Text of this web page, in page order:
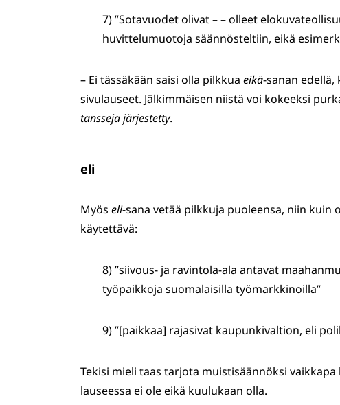
7) ”Sotavuodet olivat – – olleet
huvittelumuotoja säännösteltiin, eikä
– Ei tässäkään saisi olla pilkkua eikä-sanan edellä,
sivulauseet. Jälkimmäisen niistä voi kokeeksi
tansseja järjestetty.
eli
Myös eli-sana vetää pilkkuja puoleensa, niin kuin
käytettävä:
8) ”siivous- ja ravintola-ala antavat
työpaikkoja suomalaisilla työmarkkinoilla”
9) ”[paikkaa] rajasivat kaupunkivaltion, eli
Tekisi mieli taas tarjota muistisäännöksi vaikkapa
lauseessa ei ole eikä kuulukaan olla.